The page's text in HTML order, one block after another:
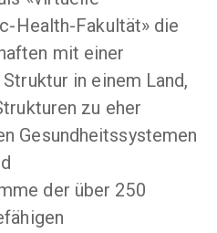
Health-Fakultät» die
mit einer
in einem Land,
zu eher
Gesundheitssystemen
der über 250